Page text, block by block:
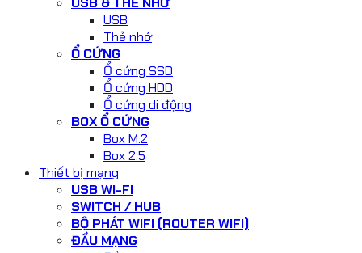
USB
Thẻ nhớ
Ổ CỨNG
Ổ cứng SSD
Ổ cứng HDD
Ổ cứng di động
BOX Ổ CỨNG
Box M.2
Box 2.5
Thiết bị mạng
USB WI-FI
SWITCH / HUB
BỘ PHÁT WIFI (ROUTER WIFI)
ĐẦU MẠNG